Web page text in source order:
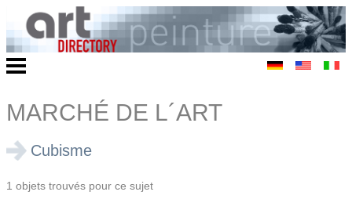
MARCHÉ DE L´ART
Cubisme
1 objets trouvés pour ce sujet